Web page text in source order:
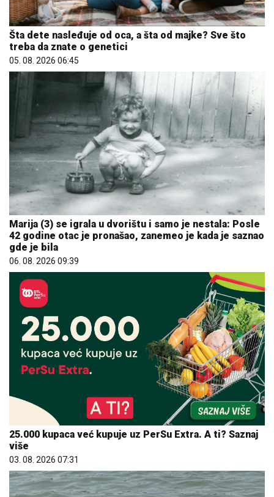
Šta dete nasleđuje od oca, a šta od majke? Sve što
treba da znate o genetici
05. 08. 2026 06:45
Marija (3) se igrala u dvorištu i samo je nestala: Posle
42 godine otac je pronašao, zanemeo je kada je saznao
gde je bila
06. 08. 2026 09:39
25.000 kupaca već kupuje uz PerSu Extra. A ti? Saznaj
više
03. 08. 2026 07:31